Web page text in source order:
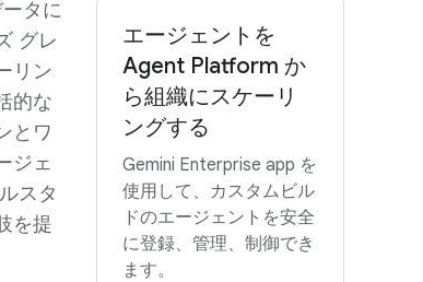
タに
グレ
リン
的な
とワ
ジェ
スタ
を提
エージェントを
Agent Platform か
ら組織にスケーリ
ングする
Gemini Enterprise app を
使用して、カスタムビル
ドのエージェントを安全
に登録、管理、制御でき
ます。